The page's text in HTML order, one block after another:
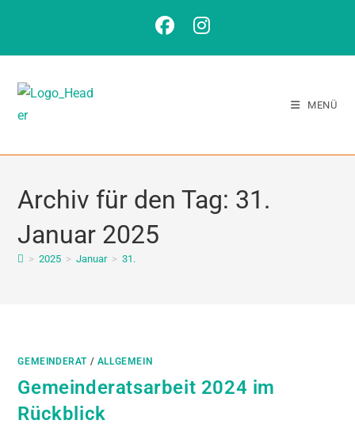
MENÜ
Archiv für den Tag: 31.
Januar 2025
> 2025 > Januar > 31.
GEMEINDERAT / ALLGEMEIN
Gemeinderatsarbeit 2024 im
Rückblick